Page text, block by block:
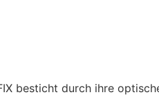
FIX besticht durch ihre